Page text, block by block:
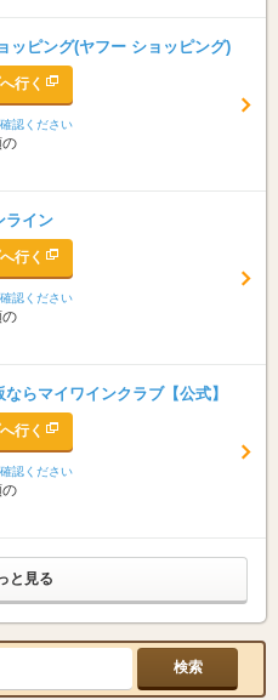
ッピング(ヤフー ショッピング)
行く
認ください
ライン
行く
認ください
ならマイワインクラブ【公式】
行く
認ください
と見る